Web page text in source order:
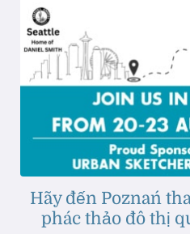
Hãy đến Poznań
phác thảo đô thị